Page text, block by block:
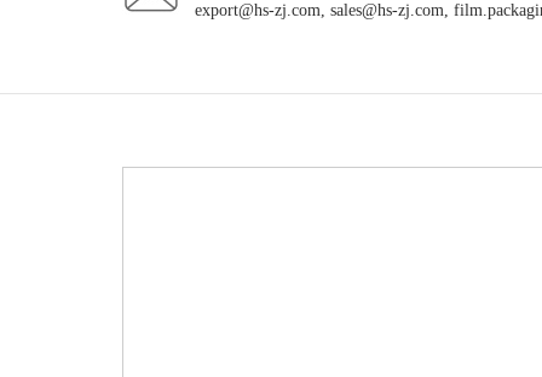
export@hs-zj.com, sales@hs-zj.com,